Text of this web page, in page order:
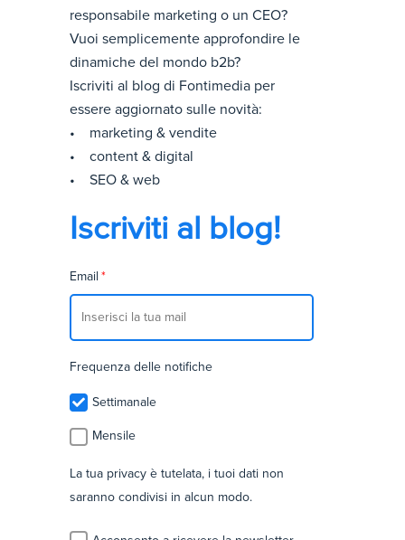
responsabile marketing o un CEO?
Vuoi semplicemente approfondire le
dinamiche del mondo b2b?
Iscriviti al blog di Fontimedia per
essere aggiornato sulle novità:
• marketing & vendite
• content & digital
• SEO & web
Iscriviti al blog!
Email *
Frequenza delle notifiche
Settimanale
Mensile
La tua privacy è tutelata, i tuoi dati non
saranno condivisi in alcun modo.